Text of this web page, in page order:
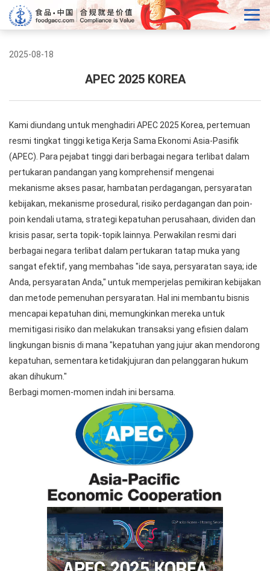
2025-08-18
APEC 2025 KOREA
Kami diundang untuk menghadiri APEC 2025 Korea, pertemuan
resmi tingkat tinggi ketiga Kerja Sama Ekonomi Asia-Pasifik
(APEC). Para pejabat tinggi dari berbagai negara terlibat dalam
pertukaran pandangan yang komprehensif mengenai
mekanisme akses pasar, hambatan perdagangan, persyaratan
kebijakan, mekanisme prosedural, risiko perdagangan dan poin-
poin kendali utama, strategi kepatuhan perusahaan, dividen dan
krisis pasar, serta topik-topik lainnya. Perwakilan resmi dari
berbagai negara terlibat dalam pertukaran tatap muka yang
sangat efektif, yang membahas "ide saya, persyaratan saya; ide
Anda, persyaratan Anda," untuk memperjelas pemikiran kebijakan
dan metode pemenuhan persyaratan. Hal ini membantu bisnis
mencapai kepatuhan dini, memungkinkan mereka untuk
memitigasi risiko dan melakukan transaksi yang efisien dalam
lingkungan bisnis di mana "kepatuhan yang jujur akan mendorong
kepatuhan, sementara ketidakjujuran dan pelanggaran hukum
akan dihukum."
Berbagi momen-momen indah ini bersama.